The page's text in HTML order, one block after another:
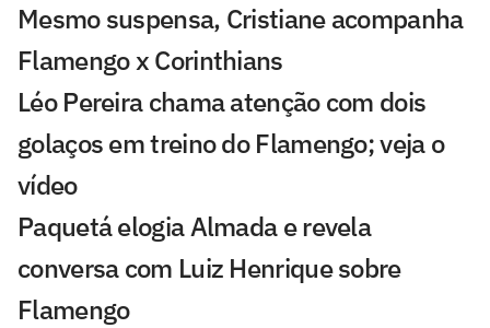
Mesmo suspensa, Cristiane acompanha
Flamengo x Corinthians
Léo Pereira chama atenção com dois
golaços em treino do Flamengo; veja o
vídeo
Paquetá elogia Almada e revela
conversa com Luiz Henrique sobre
Flamengo